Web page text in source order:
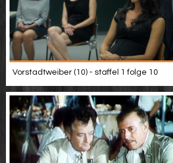
Vorstadtweiber (10) - staffel 1 folge 10